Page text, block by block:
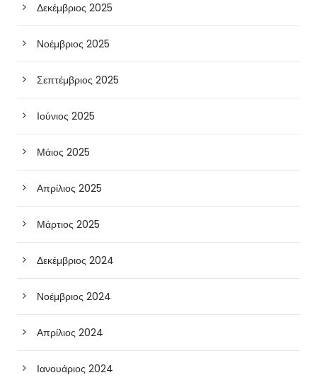
Δεκέμβριος 2025
Νοέμβριος 2025
Σεπτέμβριος 2025
Ιούνιος 2025
Μάιος 2025
Απρίλιος 2025
Μάρτιος 2025
Δεκέμβριος 2024
Νοέμβριος 2024
Απρίλιος 2024
Ιανουάριος 2024